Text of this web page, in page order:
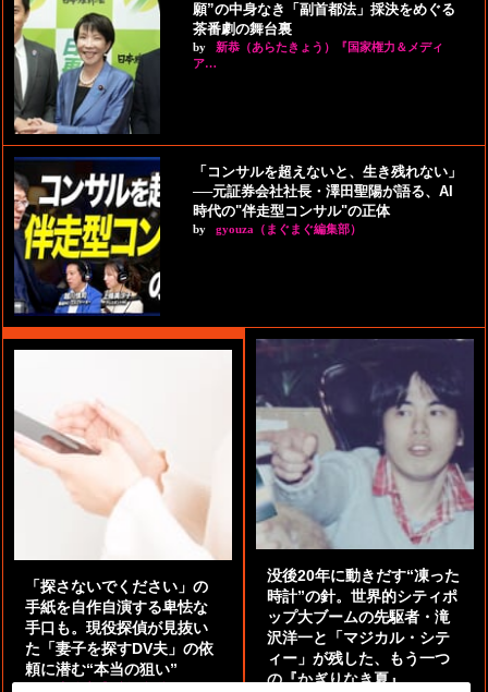
願”の中身なき「副首都法」採決をめぐる
茶番劇の舞台裏
by
新恭（あらたきょう）『国家権力＆メディ
ア…
「コンサルを超えないと、生き残れない」
──元証券会社社長・澤田聖陽が語る、AI
時代の"伴走型コンサル"の正体
by gyouza（まぐまぐ編集部）
「探さないでください」の
手紙を自作自演する卑怯な
手口も。現役探偵が見抜い
た「妻子を探すDV夫」の依
頼に潜む“本当の狙い”
没後20年に動きだす“凍った
時計”の針。世界的シティポ
ップ大ブームの先駆者・滝
沢洋一と「マジカル・シテ
ィー」が残した、もう一つ
の『かぎりなき夏』